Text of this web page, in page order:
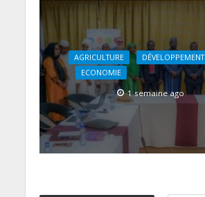
AGRICULTURE
DÉVELOPPEMENT
ECONOMIE
1 semaine ago